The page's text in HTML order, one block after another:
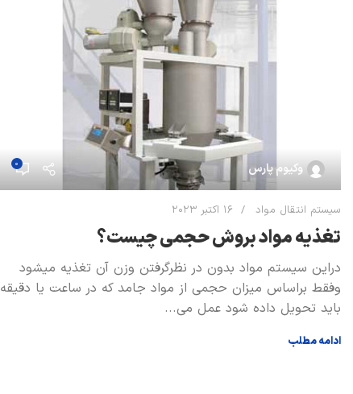
وکیوم پارس 0
سیستم انتقال مواد 16 اکتبر 2023
تغذیه مواد بروش حجمی چیست؟
دراین سیستم مواد بدون در نظرگرفتن وزن آن تغذیه میشود
وفقط براساس میزان حجمی از مواد جامد که در ساعت یا دقیقه
باید تحویل داده شود عمل می...
ادامه مطلب